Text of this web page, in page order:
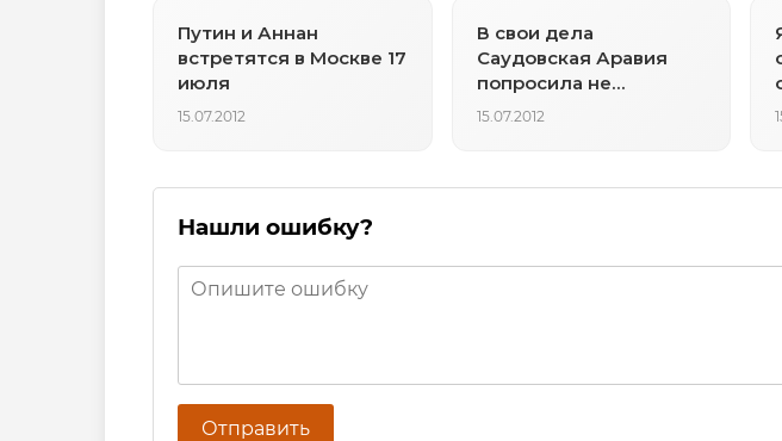
Путин и Аннан
встретятся в Москве 17
июля
15.07.2012
В свои дела
Саудовская Аравия
попросила не
вмешиваться Россию
15.07.2012
Нашли ошибку?
Отправить